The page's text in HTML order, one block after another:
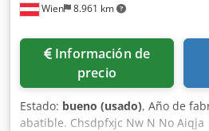
Wien 8.961 km
Información de
precio
Estado: bueno (usado), Año de
abatible. Chsdpfxjc Nw N No Aiqja